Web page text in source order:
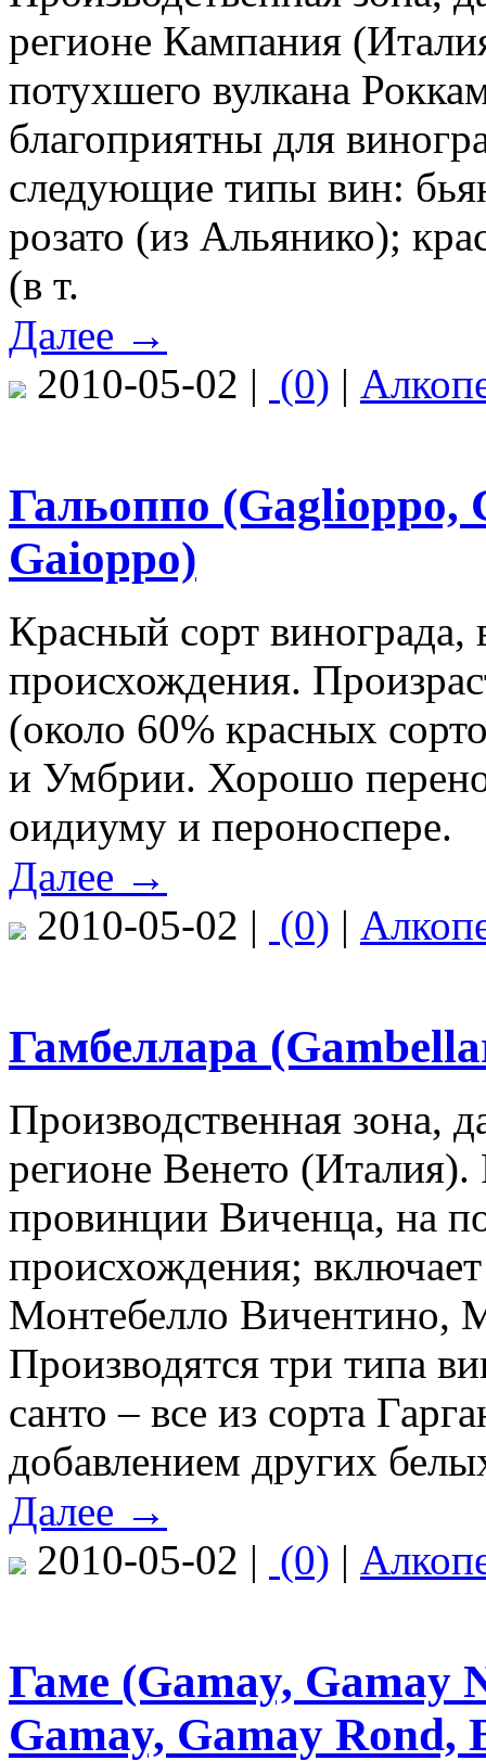
регионе Кампания
потухшего вулкана
благоприятны для
следующие типы вин:
розато (из Альянико);
(в т.
Далее →
2010-05-02 | (0) |
Гальоппо (Gaglioppo,
Gaioppo)
Красный сорт винограда,
происхождения.
(около 60% красных
и Умбрии. Хорошо
оидиуму и пероноспере.
Далее →
2010-05-02 | (0) |
Гамбеллара
Производственная зона,
регионе Венето (Италия).
провинции Виченца, на
происхождения;
Монтебелло Вичентино,
Производятся три типа
санто – все из сорта
добавлением других
Далее →
2010-05-02 | (0) |
Гаме (Gamay, Gamay
Gamay, Gamay Rond,